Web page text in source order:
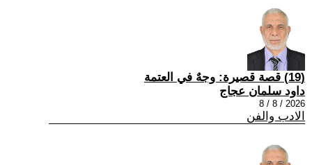
(19) قصة قصيرة: وجهٌ في العتمة
داود سلمان عجاج
2026 / 8 / 8
الادب والفن